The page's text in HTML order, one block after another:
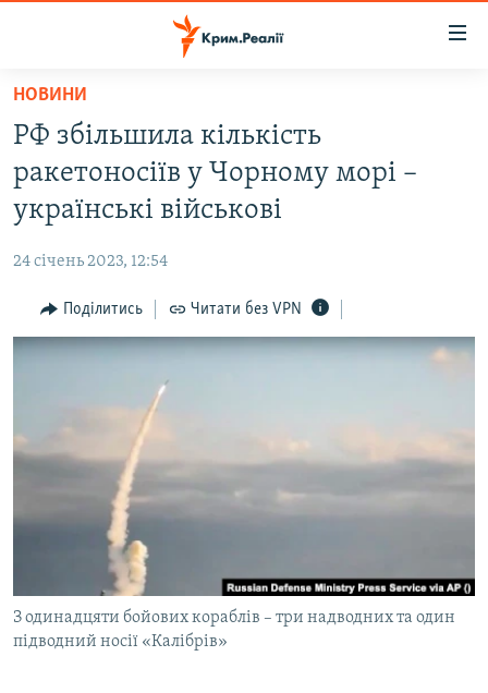
Перейти
основного
матеріалу
Перейти
до
основної
Перейти
до
НОВИНИ
ВІДЕО ТА ФОТО
БЛОГИ
ПОГЛЯД
ІНТЕРВ'Ю
СПЕЦПРОЕКТИ
ВІДЕОУРОКИ «ELIFBE»
СВІДЧЕННЯ ОКУПАЦІЇ
УКРАЇНСЬКА ПРОБЛЕМА КРИМУ
ІНФОГРАФІКА
ЯК ОБІЙТИ БЛОКУВАННЯ
Русский
ДОЛУЧАЙСЯ!
НОВИНИ
РФ збільшила кількість
ракетоносіїв у Чорному морі –
українські військові
24 січень 2023, 12:54
Поділитись Читати без VPN
З одинадцяти бойових кораблів – три надводних та один
підводний носії «Калібрів»